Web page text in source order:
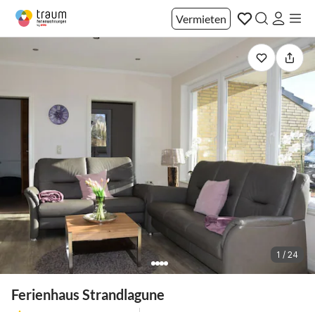
Vermieten
1 / 24
Ferienhaus Strandlagune